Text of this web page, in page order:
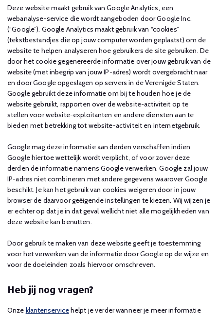
Deze website maakt gebruik van Google Analytics, een
webanalyse-service die wordt aangeboden door Google Inc.
(“Google”). Google Analytics maakt gebruik van “cookies”
(tekstbestandjes die op jouw computer worden geplaatst) om de
website te helpen analyseren hoe gebruikers de site gebruiken. De
door het cookie gegenereerde informatie over jouw gebruik van de
website (met inbegrip van jouw IP-adres) wordt overgebracht naar
en door Google opgeslagen op servers in de Verenigde Staten.
Google gebruikt deze informatie om bij te houden hoe je de
website gebruikt, rapporten over de website-activiteit op te
stellen voor website-exploitanten en andere diensten aan te
bieden met betrekking tot website-activiteit en internetgebruik.
Google mag deze informatie aan derden verschaffen indien
Google hiertoe wettelijk wordt verplicht, of voor zover deze
derden de informatie namens Google verwerken. Google zal jouw
IP-adres niet combineren met andere gegevens waarover Google
beschikt. Je kan het gebruik van cookies weigeren door in jouw
browser de daarvoor geëigende instellingen te kiezen. Wij wijzen je
er echter op dat je in dat geval wellicht niet alle mogelijkheden van
deze website kan benutten.
Door gebruik te maken van deze website geeft je toestemming
voor het verwerken van de informatie door Google op de wijze en
voor de doeleinden zoals hiervoor omschreven.
Heb jij nog vragen?
Onze klantenservicehelpt je verder wanneer je meer informatie